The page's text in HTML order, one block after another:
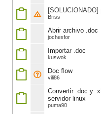
[SOLUCIONADO]
Briss
Abrir archivo .doc
jochesfor
Importar .doc
kuswok
Doc flow
vili86
Convertir .doc y
servidor linux
puma90